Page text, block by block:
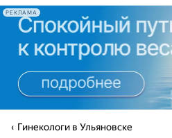
РЕКЛАМА
Гинекологи в Ульяновске